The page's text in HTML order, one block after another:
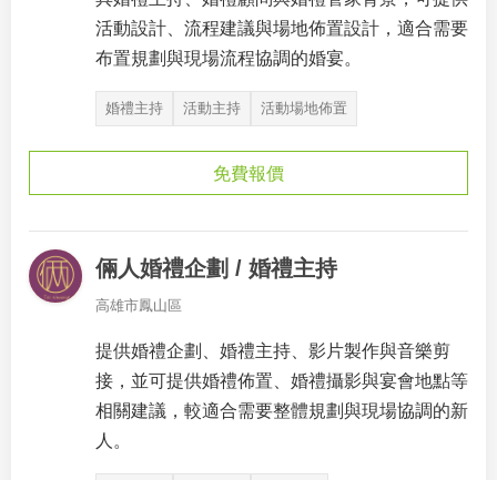
活動設計、流程建議與場地佈置設計，適合需要
布置規劃與現場流程協調的婚宴。
婚禮主持 活動主持 活動場地佈置
免費報價
倆人婚禮企劃 / 婚禮主持
高雄市鳳山區
提供婚禮企劃、婚禮主持、影片製作與音樂剪
接，並可提供婚禮佈置、婚禮攝影與宴會地點等
相關建議，較適合需要整體規劃與現場協調的新
人。